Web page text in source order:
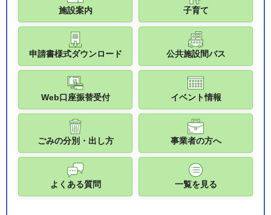
施設案内 子育て
申請書様式ダウンロード 公共施設間バス
Web口座振替受付 イベント情報
ごみの分別・出し方 事業者の方へ
よくある質問 一覧を見る